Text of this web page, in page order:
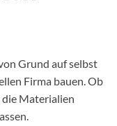
Grund auf selbst
Firma bauen. Ob
die Materialien